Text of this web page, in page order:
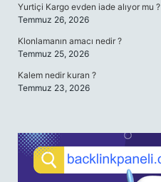
Yurtiçi Kargo evden iade alıyor mu ?
Temmuz 26, 2026
Klonlamanın amacı nedir ?
Temmuz 25, 2026
Kalem nedir kuran ?
Temmuz 23, 2026